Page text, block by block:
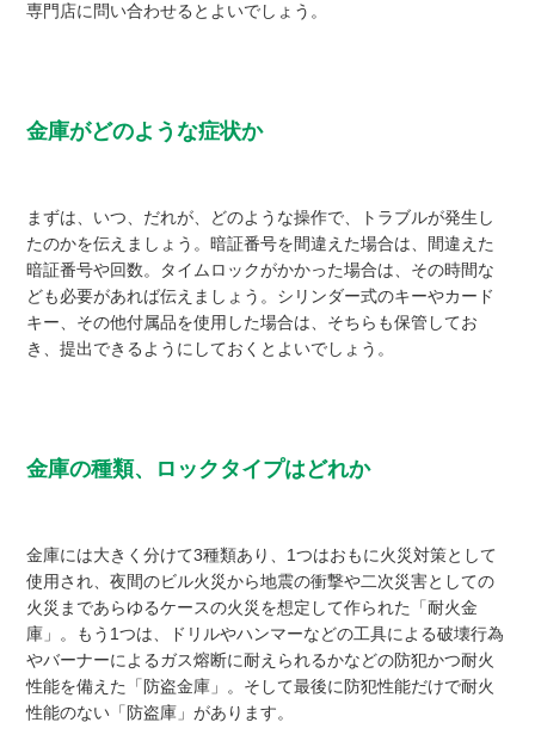
専門店に問い合わせるとよいでしょう。
金庫がどのような症状か
まずは、いつ、だれが、どのような操作で、トラブルが発生し
たのかを伝えましょう。暗証番号を間違えた場合は、間違えた
暗証番号や回数。タイムロックがかかった場合は、その時間な
ども必要があれば伝えましょう。シリンダー式のキーやカード
キー、その他付属品を使用した場合は、そちらも保管してお
き、提出できるようにしておくとよいでしょう。
金庫の種類、ロックタイプはどれか
金庫には大きく分けて3種類あり、1つはおもに火災対策として
使用され、夜間のビル火災から地震の衝撃や二次災害としての
火災まであらゆるケースの火災を想定して作られた「耐火金
庫」。もう1つは、ドリルやハンマーなどの工具による破壊行為
やバーナーによるガス熔断に耐えられるかなどの防犯かつ耐火
性能を備えた「防盗金庫」。そして最後に防犯性能だけで耐火
性能のない「防盗庫」があります。